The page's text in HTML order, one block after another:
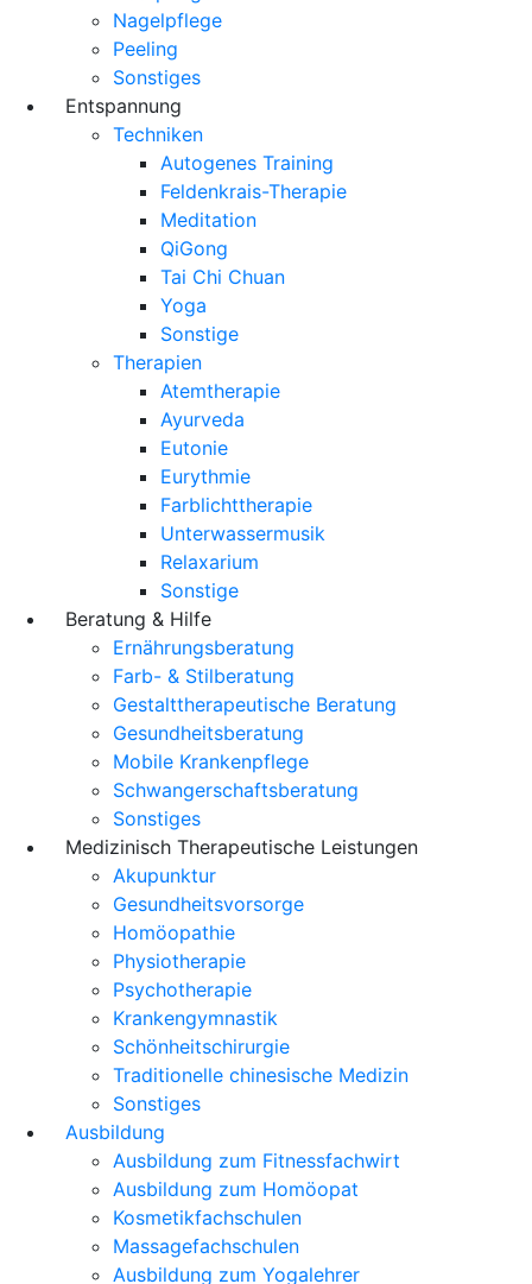
Nagelpflege
Peeling
Sonstiges
Entspannung
Techniken
Autogenes Training
Feldenkrais-Therapie
Meditation
QiGong
Tai Chi Chuan
Yoga
Sonstige
Therapien
Atemtherapie
Ayurveda
Eutonie
Eurythmie
Farblichttherapie
Unterwassermusik
Relaxarium
Sonstige
Beratung & Hilfe
Ernährungsberatung
Farb- & Stilberatung
Gestalttherapeutische Beratung
Gesundheitsberatung
Mobile Krankenpflege
Schwangerschaftsberatung
Sonstiges
Medizinisch Therapeutische Leistungen
Akupunktur
Gesundheitsvorsorge
Homöopathie
Physiotherapie
Psychotherapie
Krankengymnastik
Schönheitschirurgie
Traditionelle chinesische Medizin
Sonstiges
Ausbildung
Ausbildung zum Fitnessfachwirt
Ausbildung zum Homöopat
Kosmetikfachschulen
Massagefachschulen
Ausbildung zum Yogalehrer